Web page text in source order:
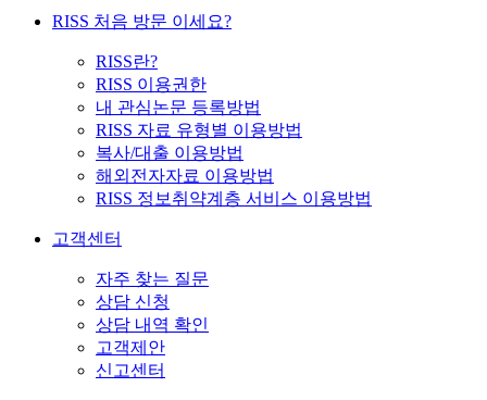
RISS 처음 방문 이세요?
RISS란?
RISS 이용권한
내 관심논문 등록방법
RISS 자료 유형별 이용방법
복사/대출 이용방법
해외전자자료 이용방법
RISS 정보취약계층 서비스 이용방법
고객센터
자주 찾는 질문
상담 신청
상담 내역 확인
고객제안
신고센터